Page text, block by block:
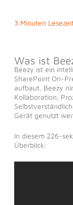
3 Minuten
Was ist
Beezy ist ein
SharePoint On-
aufbaut. Beezy
Kollaboration,
Gerät genutzt
In diesem 226-
Überblick: